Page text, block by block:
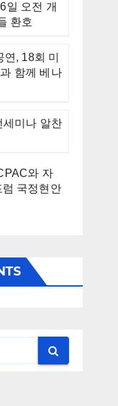
일 오전 개
환호
, 18회 미
함께 베나
세미나 알찬
와 자
국정현안